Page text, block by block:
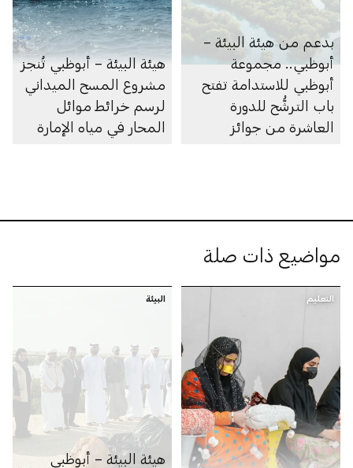
بدعم من هيئة البيئة –
أبوظبي.. مجموعة
أبوظبي للاستدامة تفتح
باب الترشُّح للدورة
العاشرة من جوائز
هيئة البيئة – أبوظبي تُنجز
مشروع المسح الميداني
لرسم خرائط موائل
المحار في مياه الإمارة
مواضيع ذات صلة
التعليم البيئة
هيئة البيئة – أبوظبي